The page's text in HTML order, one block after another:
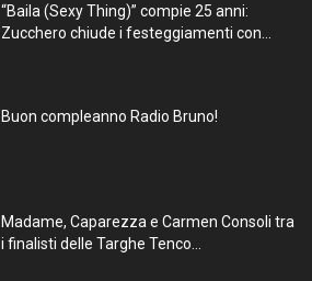
“Baila (Sexy Thing)” compie 25 anni:
Zucchero chiude i festeggiamenti con...
Buon compleanno Radio Bruno!
Madame, Caparezza e Carmen Consoli tra
i finalisti delle Targhe Tenco...